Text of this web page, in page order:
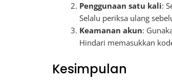
Penggunaan satu kali:
Selalu periksa ulang
Keamanan akun:
Hindari memasukkan
Kesimpulan